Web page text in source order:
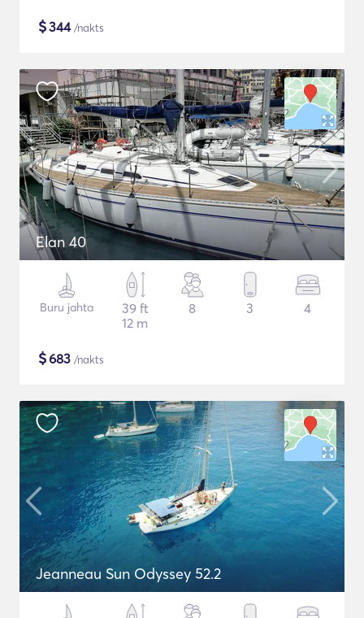
$344/nakts
Elan 40
Buru jahta
39 ft
12 m
8 3 4
$683 /nakts
Jeanneau Sun Odyssey 52.2